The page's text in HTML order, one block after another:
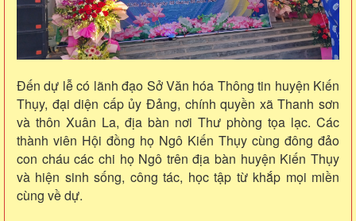
Đến dự lễ có lãnh đạo Sở Văn hóa Thông tin huyện Kiến
Thụy, đại diện cấp ủy Đảng, chính quyền xã Thanh sơn
và thôn Xuân La, địa bàn nơi Thư phòng tọa lạc. Các
thành viên Hội đồng họ Ngô Kiến Thụy cùng đông đảo
con cháu các chi họ Ngô trên địa bàn huyện Kiến Thụy
và hiện sinh sống, công tác, học tập từ khắp mọi miền
cùng về dự.